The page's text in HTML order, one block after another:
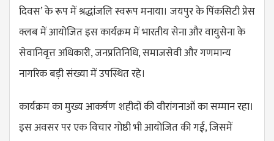
दिवस’ के रूप में श्रद्धांजलि स्वरूप मनाया। जयपुर के पिंकसिटी प्रेस
क्लब में आयोजित इस कार्यक्रम में भारतीय सेना और वायुसेना के
सेवानिवृत्त अधिकारी, जनप्रतिनिधि, समाजसेवी और गणमान्य
नागरिक बड़ी संख्या में उपस्थित रहे।
कार्यक्रम का मुख्य आकर्षण शहीदों की वीरांगनाओं का सम्मान रहा।
इस अवसर पर एक विचार गोष्ठी भी आयोजित की गई, जिसमें